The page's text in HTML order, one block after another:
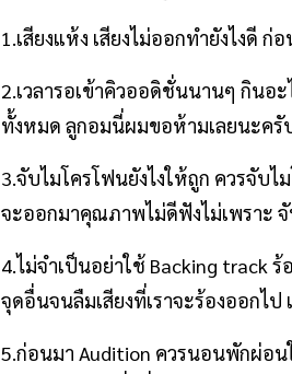
1.เสียงแห้ง เสียงไม่ออกทำยังไงดี
2.เวลารอเข้าคิวออดิชั่นนานๆ กินอ
ทั้งหมด ลูกอมนี่ผมขอห้ามเลยนะครั
3.จับไมโครโฟนยังไงให้ถูก ควรจับไ
จะออกมาคุณภาพไม่ดีฟังไม่เพราะ
4.ไม่จำเป็นอย่าใช้ Backing track
จุดอื่นจนลืมเสียงที่เราจะร้องออกไ
5.ก่อนมา Audition ควรนอนพักผ่อ